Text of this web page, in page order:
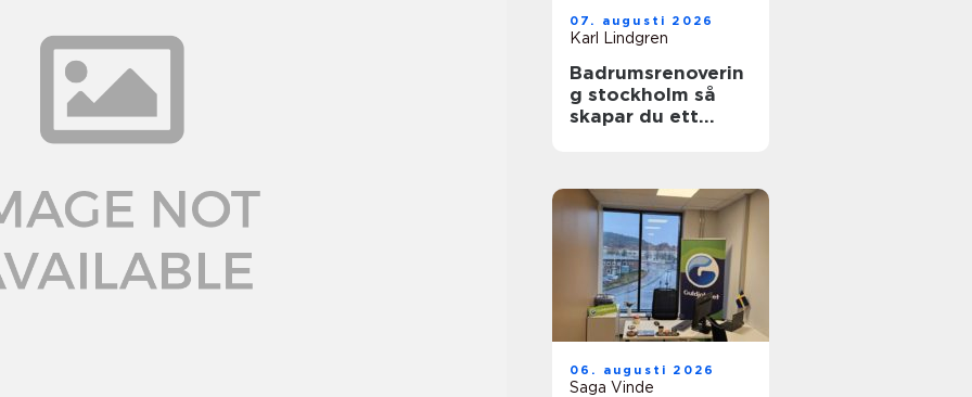
07. augusti 2026
Karl Lindgren
Badrumsrenoverin
g stockholm så
skapar du ett
06. augusti 2026
Saga Vinde